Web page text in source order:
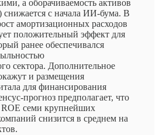
а оборачиваемость активов
снижается с начала ИИ-бума. В
амортизационных расходов
положительный эффект для
ранее обеспечивался
сектора. Дополнительное
и размещения
для финансирования
прогноз предполагает, что
семи крупнейших
снизится в среднем на